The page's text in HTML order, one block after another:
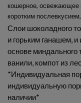
кошерное, освежающее
коротким
Слои шоколадного
и горьким ганашем,
основе миндального
ванили, компот из
*Индивидуальная
индивидуальную
наличии*